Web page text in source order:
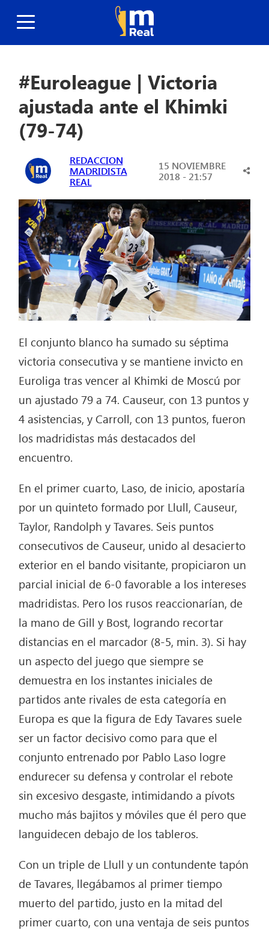
#Euroleague | Victoria
ajustada ante el Khimki
(79-74)
REDACCION
MADRIDISTA
REAL
15 NOVIEMBRE
2018 - 21:57
El conjunto blanco ha sumado su séptima
victoria consecutiva y se mantiene invicto en
Euroliga tras vencer al Khimki de Moscú por
un ajustado 79 a 74. Causeur, con 13 puntos y
4 asistencias, y Carroll, con 13 puntos, fueron
los madridistas más destacados del
encuentro.
En el primer cuarto, Laso, de inicio, apostaría
por un quinteto formado por Llull, Causeur,
Taylor, Randolph y Tavares. Seis puntos
consecutivos de Causeur, unido al desacierto
exterior en el bando visitante, propiciaron un
parcial inicial de 6-0 favorable a los intereses
madridistas. Pero los rusos reaccionarían, de
la mano de Gill y Bost, logrando recortar
distancias en el marcador (8-5, min. 3). Si hay
un aspecto del juego que siempre se
demuestra en los instantes iniciales de
partidos ante rivales de esta categoría en
Europa es que la figura de Edy Tavares suele
ser un factor decisivo como para que el
conjunto entrenado por Pablo Laso logre
endurecer su defensa y controlar el rebote
sin excesivo desgaste, intimidando a pívots
mucho más bajitos y móviles que él pero que
languidecen debajo de los tableros.
Con un triple de Llull y un contundente tapón
de Tavares, llegábamos al primer tiempo
muerto del partido, justo en la mitad del
primer cuarto, con una ventaja de seis puntos